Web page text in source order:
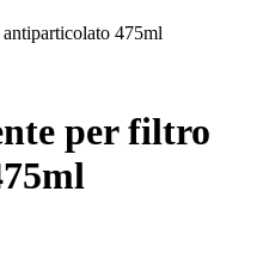
475ml
per filtro